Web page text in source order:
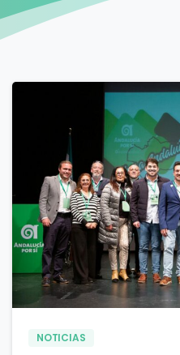
Actualidad
NOTICIAS